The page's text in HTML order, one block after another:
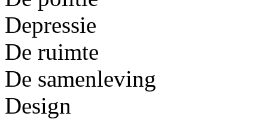
Depressie
De ruimte
De samenleving
Design